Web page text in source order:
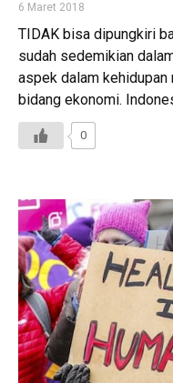
6 Maret 2018
TIDAK bisa dipungkiri
sudah sedemikian
aspek dalam kehidupan
bidang ekonomi.
0